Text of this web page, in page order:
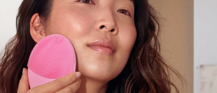
Mes appareils
Mes commandes
Mes adresses
Mes abonnements
FAQ™ Pure Beauty-Tech Elixir
issa™ Teeth Whitening Set
English Deutsch
Español
Français
Italiano
Português
Polski
Svenska
Русский
Türkçe
简体中文 繁體中文